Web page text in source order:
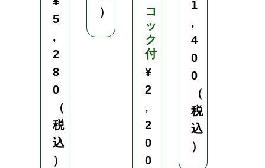
5
,
2
8
0
（
税
込
）
）
コ
ッ
ク
付
¥
2
,
2
0
0
1
,
4
0
0
（
税
込
）